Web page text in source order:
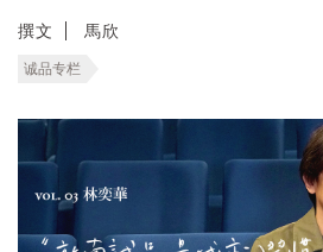
撰文 馬欣
诚品专栏